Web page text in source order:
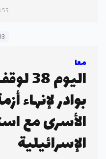
معا
اليوم
بوادر لإنهاء
الأسرى مع
الإسرائيلية